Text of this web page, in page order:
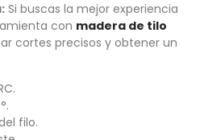
Si buscas la mejor experiencia
con madera de tilo
cortes precisos y obtener un
filo.